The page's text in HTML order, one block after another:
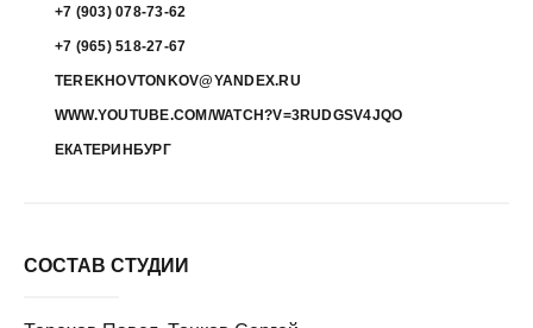
+7 (903) 078-73-62
+7 (965) 518-27-67
TEREKHOVTONKOV@YANDEX.RU
WWW.YOUTUBE.COM/WATCH?V=3RUDGSV4JQO
ЕКАТЕРИНБУРГ
СОСТАВ СТУДИИ